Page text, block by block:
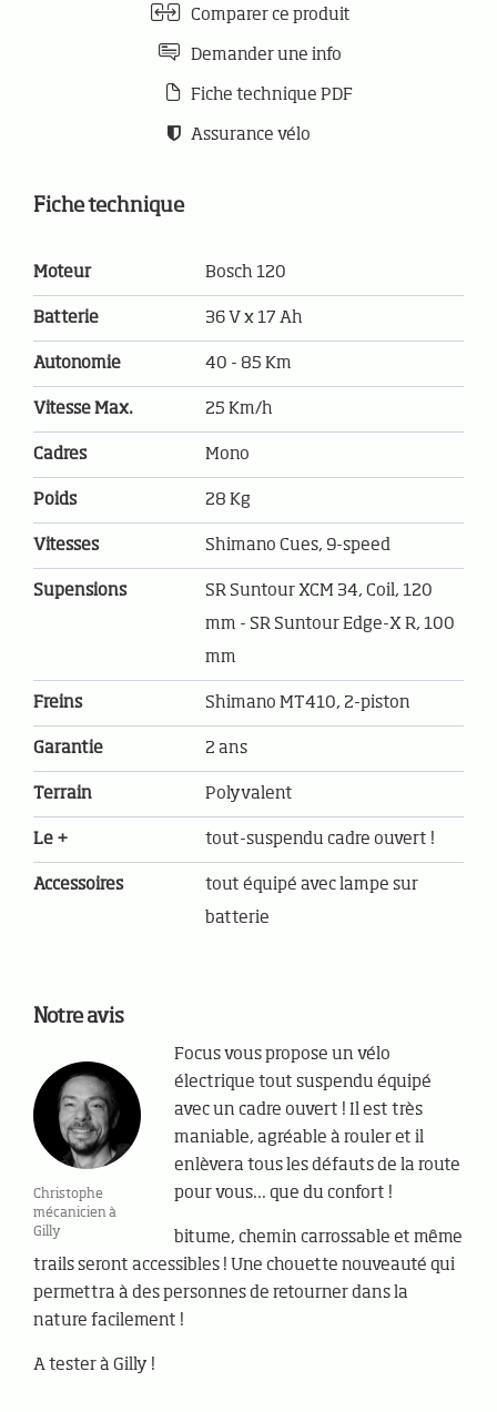
Comparer ce produit
Demander une info
Fiche technique PDF
Assurance vélo
Fiche technique
Moteur Bosch 120
Batterie 36 V x 17 Ah
Autonomie 40 - 85 Km
Vitesse Max. 25 Km/h
Cadres Mono
Poids 28 Kg
Vitesses Shimano Cues, 9-speed
Supensions
SR Suntour XCM 34, Coil, 120
mm - SR Suntour Edge-X R, 100
mm
Freins Shimano MT410, 2-piston
Garantie 2 ans
Terrain Polyvalent
Le + tout-suspendu cadre ouvert !
Accessoires
tout équipé avec lampe sur
batterie
Notre avis
Christophe
mécanicien à
Gilly
Focus vous propose un vélo
électrique tout suspendu équipé
avec un cadre ouvert ! Il est très
maniable, agréable à rouler et il
enlèvera tous les défauts de la route
pour vous... que du confort !
bitume, chemin carrossable et même
trails seront accessibles ! Une chouette nouveauté qui
permettra à des personnes de retourner dans la
nature facilement !
A tester à Gilly !